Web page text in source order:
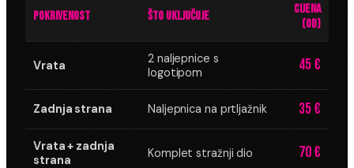
POKRIVENOST ŠTO UKLJUČUJE
CIJENA
(OD)
Vrata
2 naljepnice s
logotipom
45 €
Zadnja strana Naljepnica na prtljažnik 35 €
Vrata + zadnja
strana
Komplet stražnji dio 70 €